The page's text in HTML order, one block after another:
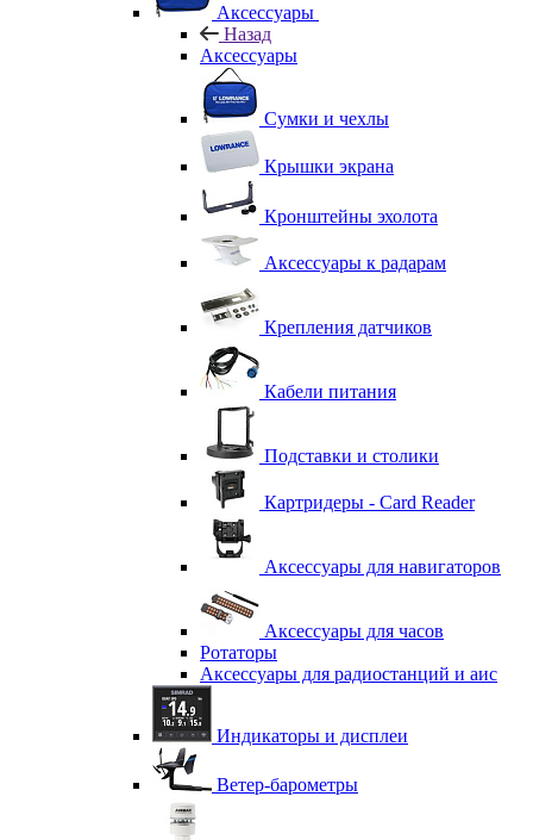
Аксессуары
Назад
Аксессуары
Сумки и чехлы
Крышки экрана
Кронштейны эхолота
Аксессуары к радарам
Крепления датчиков
Кабели питания
Подставки и столики
Картридеры - Card Reader
Аксессуары для навигаторов
Аксессуары для часов
Ротаторы
Аксессуары для радиостанций и аис
Индикаторы и дисплеи
Ветер-барометры